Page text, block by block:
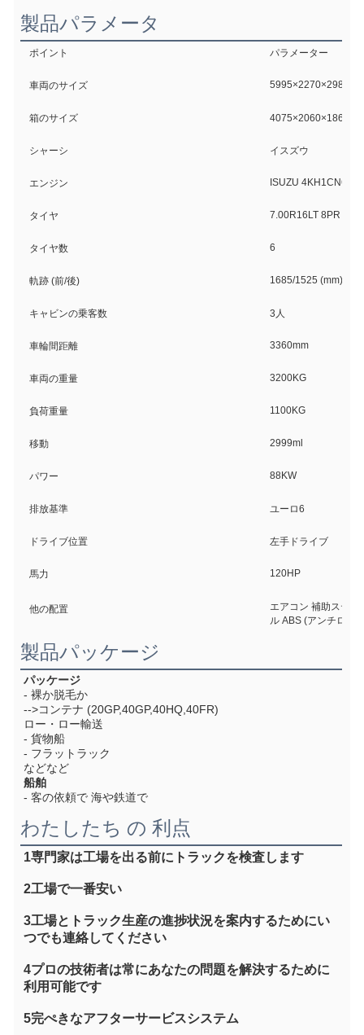
製品パラメータ
ポイント パラメーター
車両のサイズ 5995×2270×2980
箱のサイズ 4075×2060×1860ミ
シャーシ イスズウ
エンジン ISUZU 4KH1CN6LB
タイヤ 7.00R16LT 8PR
タイヤ数 6
軌跡 (前/後) 1685/1525 (mm)
キャビンの乗客数 3人
車輪間距離 3360mm
車両の重量 3200KG
負荷重量 1100KG
移動 2999ml
パワー 88KW
排放基準 ユーロ6
ドライブ位置 左手ドライブ
馬力 120HP
他の配置
エアコン 補助ステ
ル ABS (アンチロッ
製品パッケージ
パッケージ
- 裸か脱毛か
-->コンテナ (20GP,40GP,40HQ,40FR)
ロー・ロー輸送
- 貨物船
- フラットラック
などなど
船舶
- 客の依頼で 海や鉄道で
わたしたち の 利点
1専門家は工場を出る前にトラックを検査します
2工場で一番安い
3工場とトラック生産の進捗状況を案内するためにい
つでも連絡してください
4プロの技術者は常にあなたの問題を解決するために
利用可能です
5完ぺきなアフターサービスシステム